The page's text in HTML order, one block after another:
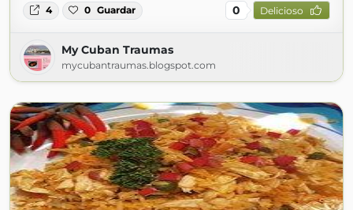
4 0 Guardar 0 Delicioso
My Cuban Traumas
mycubantraumas.blogspot.com